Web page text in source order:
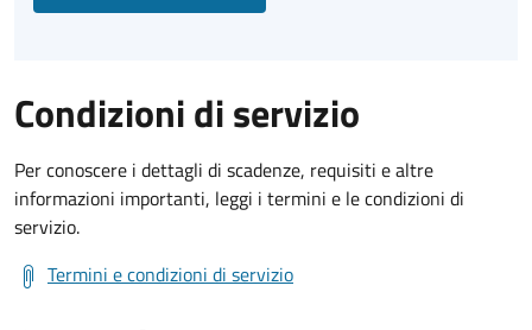
Condizioni di servizio
Per conoscere i dettagli di scadenze, requisiti e altre
informazioni importanti, leggi i termini e le condizioni di
servizio.
Termini e condizioni di servizio